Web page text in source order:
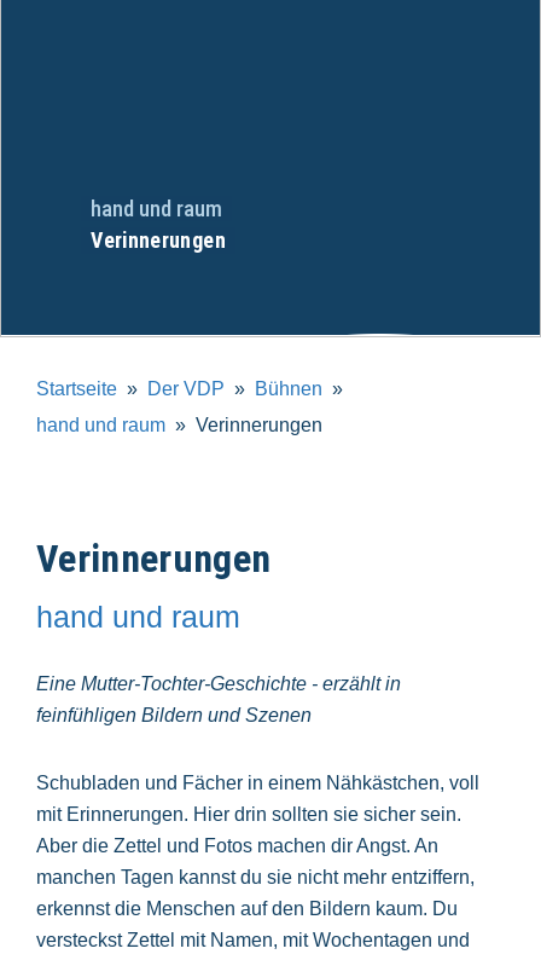
hand und raum
Verinnerungen
Startseite Der VDP
Bühnen
hand und raum
Verinnerungen
Verinnerungen
hand und raum
Eine Mutter-Tochter-Geschichte - erzählt in
feinfühligen Bildern und Szenen
Schubladen und Fächer in einem Nähkästchen, voll
mit Erinnerungen. Hier drin sollten sie sicher sein.
Aber die Zettel und Fotos machen dir Angst. An
manchen Tagen kannst du sie nicht mehr entziffern,
erkennst die Menschen auf den Bildern kaum. Du
versteckst Zettel mit Namen, mit Wochentagen und